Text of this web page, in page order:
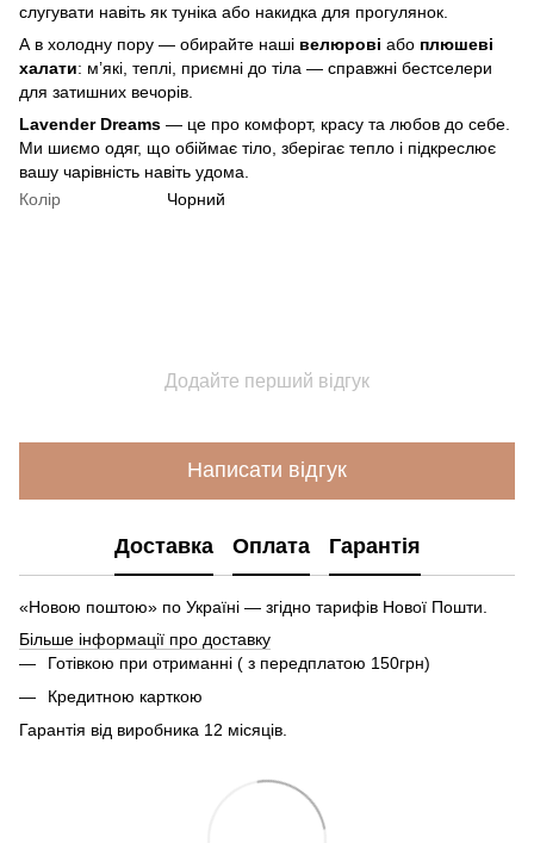
слугувати навіть як туніка або накидка для прогулянок.
А в холодну пору — обирайте наші велюрові або плюшеві
халати: м’які, теплі, приємні до тіла — справжні бестселери
для затишних вечорів.
Lavender Dreams — це про комфорт, красу та любов до себе.
Ми шиємо одяг, що обіймає тіло, зберігає тепло і підкреслює
вашу чарівність навіть удома.
Колір
Чорний
Додайте перший відгук
Написати відгук
Доставка Оплата Гарантія
«Новою поштою» по Україні — згідно тарифів Нової Пошти.
Більше інформації про доставку
Готівкою при отриманні ( з передплатою 150грн)
Кредитною карткою
Гарантія від виробника 12 місяців.